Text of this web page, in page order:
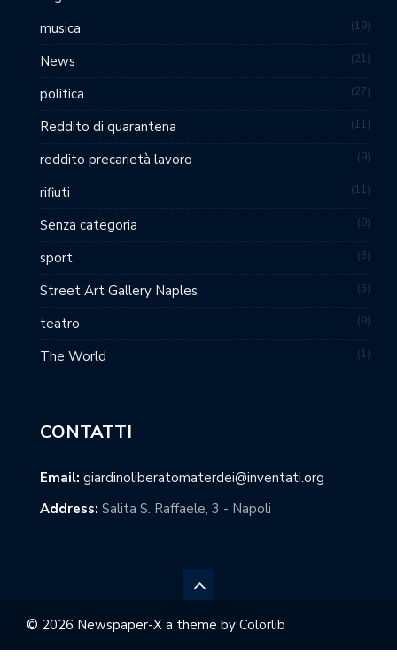
musica
19
News 21
politica 27
Reddito di quarantena 11
reddito precarietà lavoro 9
rifiuti 11
Senza categoria 8
sport 3
Street Art Gallery Naples 3
teatro 9
The World 1
CONTATTI
Email: giardinoliberatomaterdei@inventati.org
Address: Salita S. Raffaele, 3 - Napoli
© 2026 Newspaper-X a theme by Colorlib